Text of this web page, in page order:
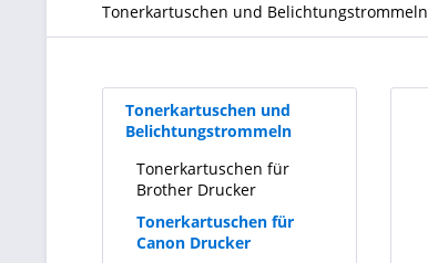
Tonerkartuschen und Belichtungstrommeln
Tonerkartuschen und
Belichtungstrommeln
Tonerkartuschen für
Brother Drucker
Tonerkartuschen für
Canon Drucker